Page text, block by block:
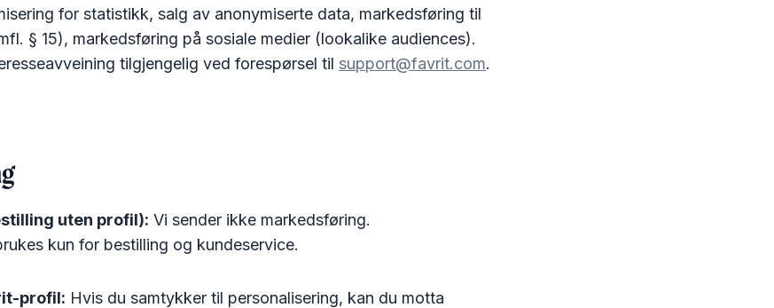
for statistikk, salg av anonymiserte data, markedsføring til
§ 15), markedsføring på sosiale medier (lookalike audiences).
tilgjengelig ved forespørsel til support@favrit.com.
uten profil): Vi sender ikke markedsføring.
kun for bestilling og kundeservice.
profil: Hvis du samtykker til personalisering, kan du motta